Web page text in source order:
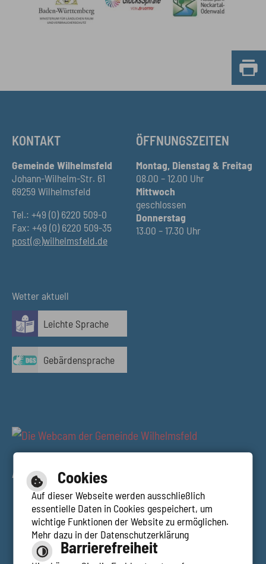
KONTAKT
Gemeinde Wilhelmsfeld
Johann-Wilhelm-Str. 61
69259 Wilhelmsfeld
Tel.: +49 (0) 6220 509-0
Fax: +49 (0) 6220 509-35
post(@)wilhelmsfeld.de
ÖFFNUNGSZEITEN
Montag, Dienstag & Freitag
08.00 – 12.00 Uhr
Mittwoch
geschlossen
Donnerstag
13.00 – 17.30 Uhr
Wetter aktuell
Leichte Sprache
Gebärdensprache
AUSBLICK RESTAURANT TALBLICK
Hilfe
Inhalt
Cookies
Auf dieser Webseite werden ausschließlich
essentielle Daten in Cookies gespeichert, um
wichtige Funktionen der Website zu ermöglichen.
Mehr dazu in der Datenschutzerklärung
Barrierefreiheit